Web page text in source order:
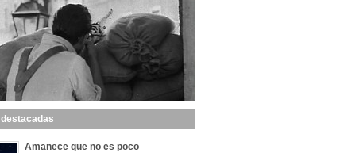
Amanece que no es poco